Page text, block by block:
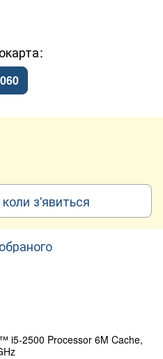
з'явиться
i5-2500 Processor 6M Cache,